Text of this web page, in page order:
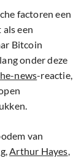
factoren een
een
Bitcoin
onder deze
news-reactie,
van
Arthur Hayes,